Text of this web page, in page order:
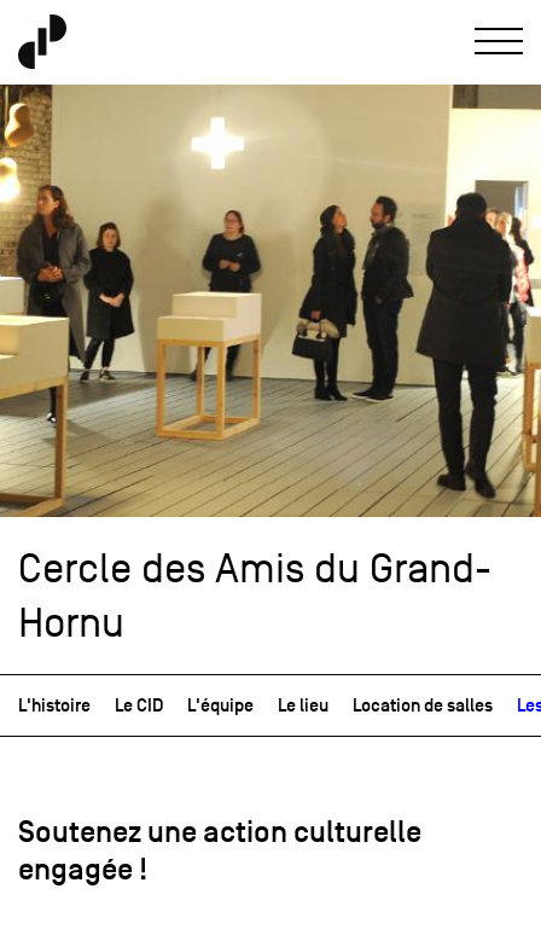
Cercle des Amis du Grand-
Hornu
L'histoire Le CID L'équipe Le lieu Location de salles
Soutenez une action culturelle
engagée !